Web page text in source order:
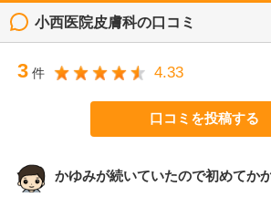
小西医院皮膚科の口コミ
3 件 4.33
口コミを投稿する
かゆみが続いていたので初めてか